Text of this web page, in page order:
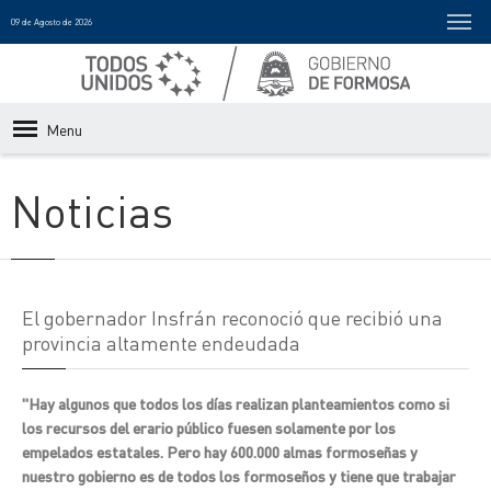
09 de Agosto de 2026
Menu
Noticias
El gobernador Insfrán reconoció que recibió una
provincia altamente endeudada
"Hay algunos que todos los días realizan planteamientos como si
los recursos del erario público fuesen solamente por los
empelados estatales. Pero hay 600.000 almas formoseñas y
nuestro gobierno es de todos los formoseños y tiene que trabajar